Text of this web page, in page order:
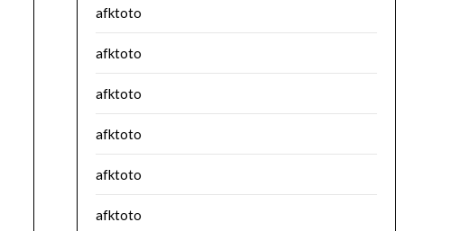
afktoto
afktoto
afktoto
afktoto
afktoto
afktoto